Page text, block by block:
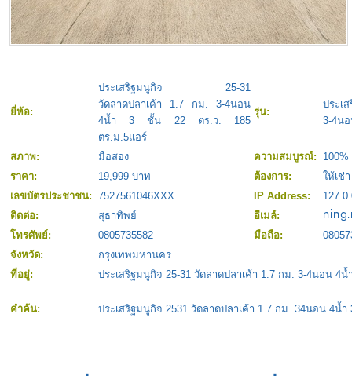
ยี่ห้อ:
ประเสริฐมนูกิจ 25-31
วัดลาดปลาเค้า 1.7 กม. 3-4นอน
4น้ำ 3 ชั้น 22 ตร.ว. 185
ตร.ม.5แอร์
รุ่น:
ประเ
3-4น
สภาพ: มือสอง ความสมบูรณ์:
100%
ราคา:
19,999 บาท ต้องการ:
ให้เช่า
เลขบัตรประชาชน: 7527561046XXX IP Address:
ติดต่อ:
สุธาทิพย์
อีเมล์:
โทรศัพย์:
0805735582 มือถือ:
จังหวัด:
กรุงเทพมหานคร
ที่อยู่:
ประเสริฐมนูกิจ 25-31 วัดลาดปลาเค้า 1.7 กม. 3-4นอน 4
คำค้น: ประเสริฐมนูกิจ 2531 วัดลาดปลาเค้า 1.7 กม. 34นอน 4น้